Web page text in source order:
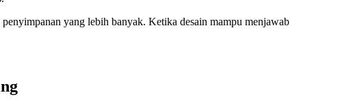
yang lebih banyak. Ketika desain mampu menjawab